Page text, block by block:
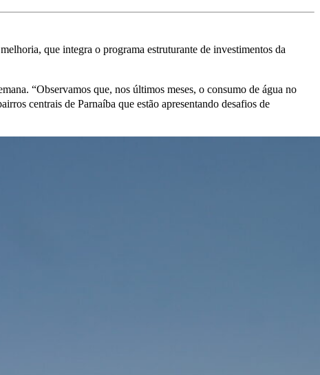
que integra o programa estruturante de investimentos da
“Observamos que, nos últimos meses, o consumo de água no
centrais de Parnaíba que estão apresentando desafios de